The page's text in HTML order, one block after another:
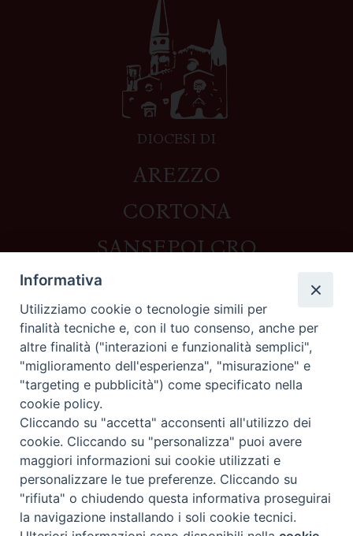
DIOCESI DI
AREZZO
CORTONA
SANSEPOLCRO
Contatti
Piazza del Duomo,1 - 52100 Arezzo
segreteria@diocesi.arezzo.it
Informativa privacy
Seguici su
Preferenze Cookie
Informativa
Utilizziamo cookie o tecnologie simili per
finalità tecniche e, con il tuo consenso, anche per
altre finalità ("interazioni e funzionalità semplici",
"miglioramento dell'esperienza", "misurazione" e
"targeting e pubblicità") come specificato nella
cookie policy.
Cliccando su "accetta" acconsenti all'utilizzo dei
cookie. Cliccando su "personalizza" puoi avere
maggiori informazioni sui cookie utilizzati e
personalizzare le tue preferenze. Cliccando su
"rifiuta" o chiudendo questa informativa proseguirai
la navigazione installando i soli cookie tecnici.